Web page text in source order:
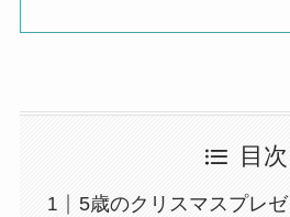
目次
5歳のクリスマスプレ